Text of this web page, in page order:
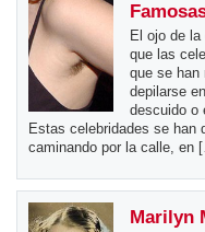
El ojo de
que las
que se han
depilarse
descuido o
Estas celebridades se han
caminando por la calle, en
Marilyn